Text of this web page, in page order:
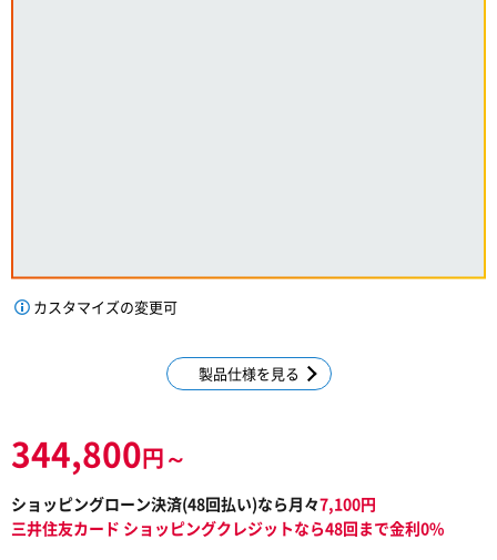
カスタマイズの変更可
製品仕様を見る
344,800円～
ショッピングローン決済(48回払い)なら月々7,100円
三井住友カード ショッピングクレジットなら48回まで金利0%